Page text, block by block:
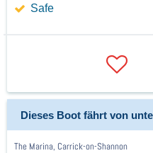
Safe
Dieses Boot fährt von
The Marina, Carrick-on-Shannon